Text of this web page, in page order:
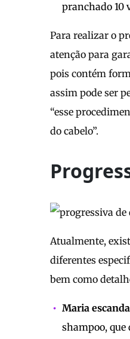
pranchado 10
Para realizar o
atenção para
pois contém
assim pode ser
“esse
do cabelo”.
Atualmente,
diferentes
bem como
Maria
shampoo, que